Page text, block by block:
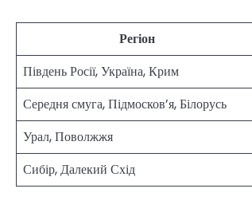
Регіон
Південь Росії, Україна, Крим
Середня смуга, Підмосков’я, Білорусь
Урал, Поволжжя
Сибір, Далекий Схід